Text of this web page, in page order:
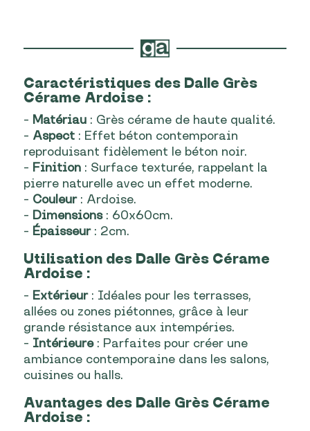
Caractéristiques des Dalle Grès
Cérame Ardoise :
– Matériau: Grès cérame de haute qualité.
– Aspect: Effet béton contemporain
reproduisant fidèlement le béton noir.
– Finition: Surface texturée, rappelant la
pierre naturelle avec un effet moderne.
– Couleur: Ardoise.
– Dimensions: 60x60cm.
– Épaisseur: 2cm.
Utilisation des Dalle Grès Cérame
Ardoise :
– Extérieur: Idéales pour les terrasses,
allées ou zones piétonnes, grâce à leur
grande résistance aux intempéries.
– Intérieure: Parfaites pour créer une
ambiance contemporaine dans les salons,
cuisines ou halls.
Avantages des Dalle Grès Cérame
Ardoise :